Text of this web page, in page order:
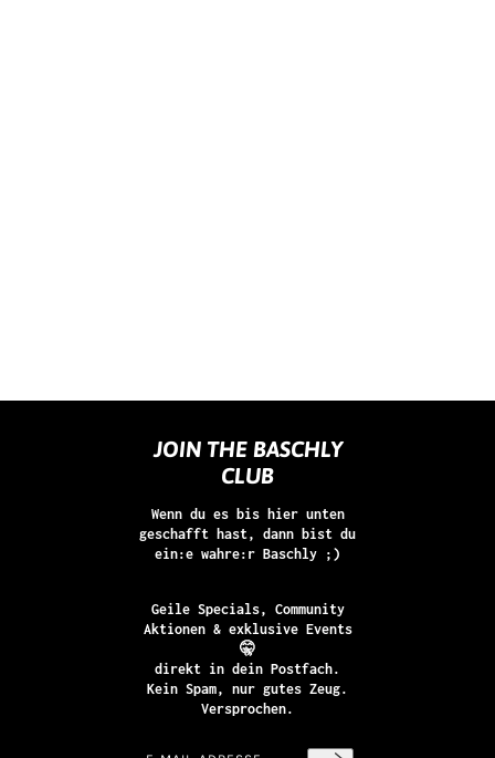
JOIN THE BASCHLY
CLUB
Wenn du es bis hier unten
geschafft hast, dann bist du
ein:e wahre:r Baschly ;)
Geile Specials, Community
Aktionen & exklusive Events
🤫
direkt in dein Postfach.
Kein Spam, nur gutes Zeug.
Versprochen.